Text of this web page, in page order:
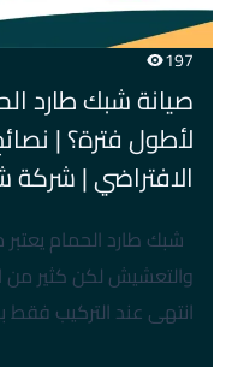
197
صيانة شبك طارد
لأطول فترة؟ |
الافتراضي |
شبك طارد الحمام
والتعشيش لكن كثير من
انتهى عند التركيب فقط